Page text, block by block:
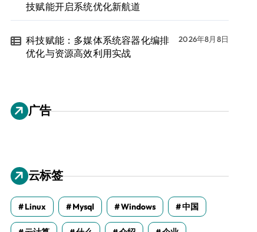
技赋能开启系统优化新航道
科技赋能：多媒体系统容器化编排
优化与资源高效利用实战
2026年8月8日
广告
云标签
Linux Mysql Windows 中国